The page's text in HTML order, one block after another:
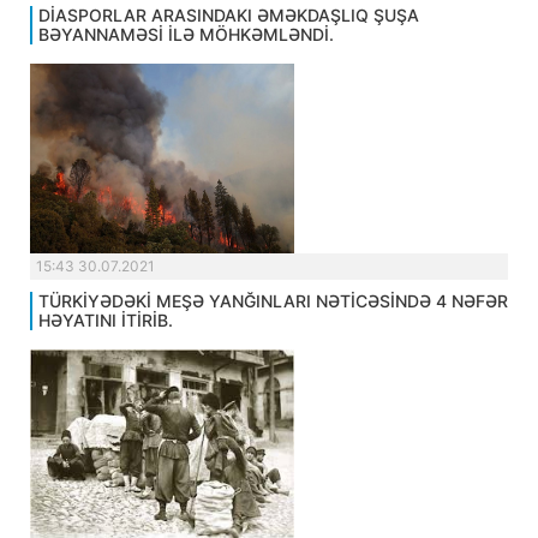
DİASPORLAR ARASINDAKI ƏMƏKDAŞLIQ ŞUŞA
BƏYANNAMƏSİ İLƏ MÖHKƏMLƏNDİ.
15:43 30.07.2021
TÜRKİYƏDƏKİ MEŞƏ YANĞINLARI NƏTİCƏSİNDƏ 4 NƏFƏR
HƏYATINI İTİRİB.